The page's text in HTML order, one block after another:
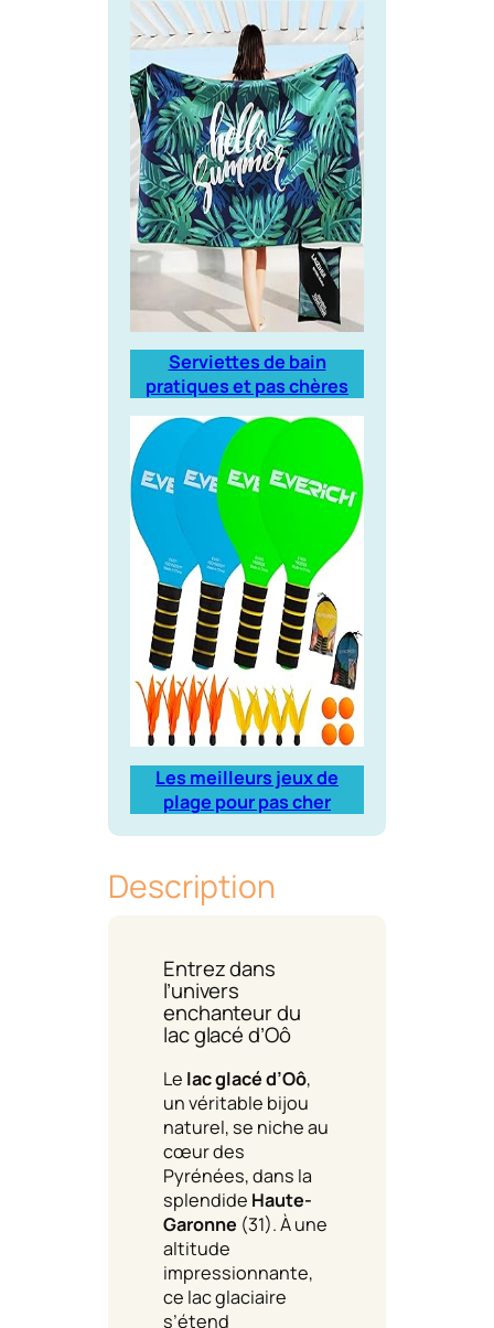
Serviettes de bain
pratiques et pas chères
Les meilleurs jeux de
plage pour pas cher
Description
Entrez dans
l’univers
enchanteur du
lac glacé d’Oô
Le lac glacé d’Oô,
un véritable bijou
naturel, se niche au
cœur des
Pyrénées, dans la
splendide Haute-
Garonne (31). À une
altitude
impressionnante,
ce lac glaciaire
s’étend